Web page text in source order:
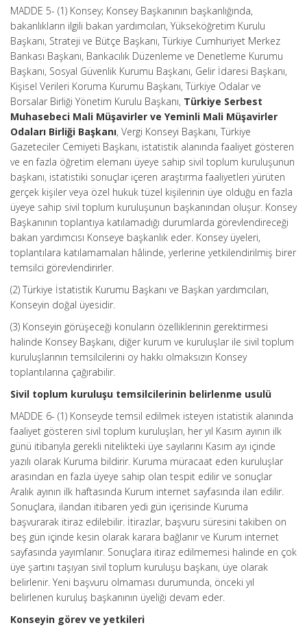
MADDE 5- (1) Konsey; Konsey Başkanının başkanlığında,
bakanlıkların ilgili bakan yardımcıları, Yükseköğretim Kurulu
Başkanı, Strateji ve Bütçe Başkanı, Türkiye Cumhuriyet Merkez
Bankası Başkanı, Bankacılık Düzenleme ve Denetleme Kurumu
Başkanı, Sosyal Güvenlik Kurumu Başkanı, Gelir İdaresi Başkanı,
Kişisel Verileri Koruma Kurumu Başkanı, Türkiye Odalar ve
Borsalar Birliği Yönetim Kurulu Başkanı, Türkiye Serbest
Muhasebeci Mali Müşavirler ve Yeminli Mali Müşavirler
Odaları Birliği Başkanı, Vergi Konseyi Başkanı, Türkiye
Gazeteciler Cemiyeti Başkanı, istatistik alanında faaliyet gösteren
ve en fazla öğretim elemanı üyeye sahip sivil toplum kuruluşunun
başkanı, istatistiki sonuçlar içeren araştırma faaliyetleri yürüten
gerçek kişiler veya özel hukuk tüzel kişilerinin üye olduğu en fazla
üyeye sahip sivil toplum kuruluşunun başkanından oluşur. Konsey
Başkanının toplantıya katılamadığı durumlarda görevlendireceği
bakan yardımcısı Konseye başkanlık eder. Konsey üyeleri,
toplantılara katılamamaları hâlinde, yerlerine yetkilendirilmiş birer
temsilci görevlendirirler.
(2) Türkiye İstatistik Kurumu Başkanı ve Başkan yardımcıları,
Konseyin doğal üyesidir.
(3) Konseyin görüşeceği konuların özelliklerinin gerektirmesi
halinde Konsey Başkanı, diğer kurum ve kuruluşlar ile sivil toplum
kuruluşlarının temsilcilerini oy hakkı olmaksızın Konsey
toplantılarına çağırabilir.
Sivil toplum kuruluşu temsilcilerinin belirlenme usulü
MADDE 6- (1) Konseyde temsil edilmek isteyen istatistik alanında
faaliyet gösteren sivil toplum kuruluşları, her yıl Kasım ayının ilk
günü itibarıyla gerekli nitelikteki üye sayılarını Kasım ayı içinde
yazılı olarak Kuruma bildirir. Kuruma müracaat eden kuruluşlar
arasından en fazla üyeye sahip olan tespit edilir ve sonuçlar
Aralık ayının ilk haftasında Kurum internet sayfasında ilan edilir.
Sonuçlara, ilandan itibaren yedi gün içerisinde Kuruma
başvurarak itiraz edilebilir. İtirazlar, başvuru süresini takiben on
beş gün içinde kesin olarak karara bağlanır ve Kurum internet
sayfasında yayımlanır. Sonuçlara itiraz edilmemesi halinde en çok
üye şartını taşıyan sivil toplum kuruluşu başkanı, üye olarak
belirlenir. Yeni başvuru olmaması durumunda, önceki yıl
belirlenen kuruluş başkanının üyeliği devam eder.
Konseyin görev ve yetkileri